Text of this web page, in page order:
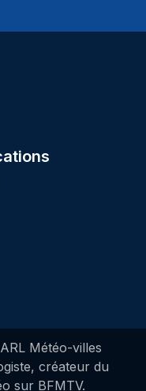
Météo-villes
créateur du
sur BFMTV.